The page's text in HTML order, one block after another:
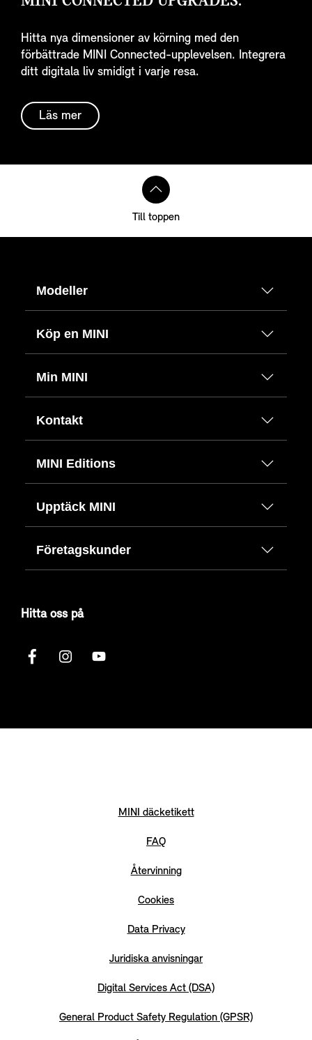
Hitta nya dimensioner av körning med den
förbättrade MINI Connected-upplevelsen. Integrera
ditt digitala liv smidigt i varje resa.
Läs mer
Till toppen
Modeller
Köp en MINI
Min MINI
Kontakt
MINI Editions
Upptäck MINI
Företagskunder
Hitta oss på
MINI däcketikett
FAQ
Återvinning
Cookies
Data Privacy
Juridiska anvisningar
Digital Services Act (DSA)
General Product Safety Regulation (GPSR)